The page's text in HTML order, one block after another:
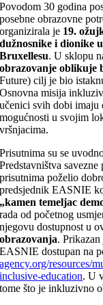
Povodom 30 godina
posebne obrazovne
organizirala je 19.
dužnosnike i dionike
Bruxellesu. U sklopu
obrazovanje oblikuje
Future) cilj je bio
Osnovna misija
učenici svih dobi imaju
mogućnosti u svojim
vršnjacima.
Prisutnima su se
Predstavništva
prisutnima poželio
predsjednik EASNIE
„kamen temeljac
rada od početnog
njegovu dostupnost u
obrazovanja.
EASNIE dostupan na
agency.org/resources/
inclusive-education. U
tome što je inkluzivno